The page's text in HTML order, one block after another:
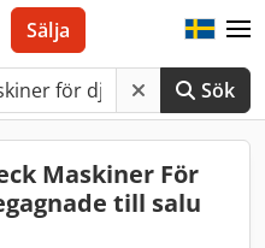
Sök
Sälja
Maskiner För
till salu